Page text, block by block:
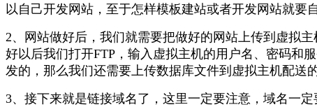
以自己开发网站，至于怎样模板建站或者开发网站就
2、网站做好后，我们就需要把做好的网站上传到虚拟
好以后我们打开FTP，输入虚拟主机的用户名、密码和
发的，那么我们还需要上传数据库文件到虚拟主机配送
3、接下来就是链接域名了，这里一定要注意，域名一